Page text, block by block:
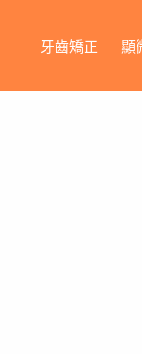
牙齒矯正 顯